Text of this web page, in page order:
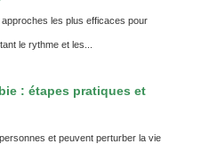
approches les plus efficaces pour
le rythme et les...
: étapes pratiques et
et peuvent perturber la vie